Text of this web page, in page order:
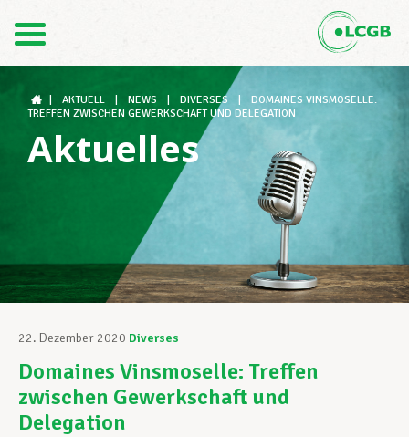
FR
Der LCGB
Gewerkschaftsstrukturen
Unterstützung im Arbeitsalltag
Ihre Rechte
AKTUELL NEWS DIVERSES
DOMAINES VINSMOSELLE:
TREFFEN ZWISCHEN GEWERKSCHAFT UND DELEGATION
Aktuelles
22. Dezember 2020 Diverses
Domaines Vinsmoselle: Treffen
zwischen Gewerkschaft und
Delegation